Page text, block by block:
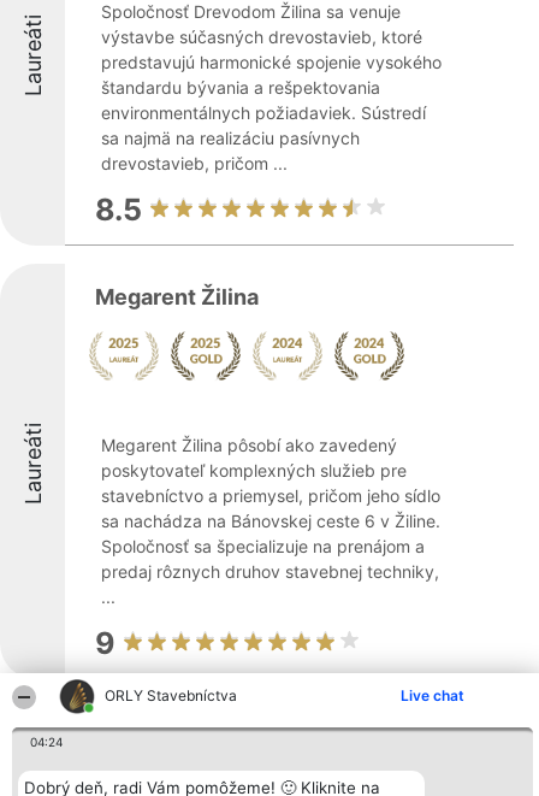
ORLY Stavebníctva Live chat
04:24
Dobrý deň, radi Vám pomôžeme! 🙂 Kliknite na
Laureáti
Spoločnosť Drevodom Žilina sa venuje
výstavbe súčasných drevostavieb, ktoré
predstavujú harmonické spojenie vysokého
štandardu bývania a rešpektovania
environmentálnych požiadaviek. Sústredí
sa najmä na realizáciu pasívnych
drevostavieb, pričom ...
8.5
Laureáti
Megarent Žilina
Megarent Žilina pôsobí ako zavedený
poskytovateľ komplexných služieb pre
stavebníctvo a priemysel, pričom jeho sídlo
sa nachádza na Bánovskej ceste 6 v Žiline.
Spoločnosť sa špecializuje na prenájom a
predaj rôznych druhov stavebnej techniky,
...
9
Stavebniny DEK Slovensko